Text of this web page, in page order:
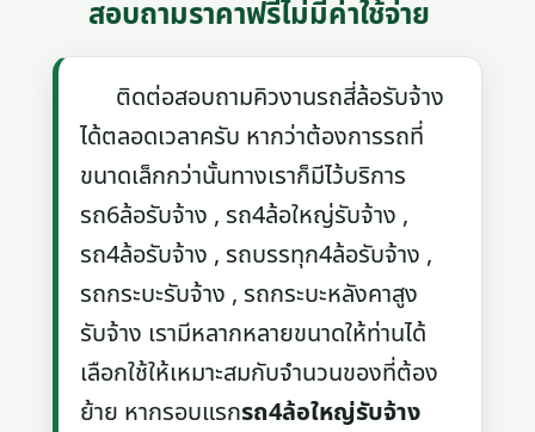
สอบถามราคาฟรีไม่มีค่าใช้จ่าย
ติดต่อสอบถามคิวงานรถสี่ล้อรับจ้าง
ได้ตลอดเวลาครับ หากว่าต้องการรถที่
ขนาดเล็กกว่านั้นทางเราก็มีไว้บริการ
รถ6ล้อรับจ้าง , รถ4ล้อใหญ่รับจ้าง ,
รถ4ล้อรับจ้าง , รถบรรทุก4ล้อรับจ้าง ,
รถกระบะรับจ้าง , รถกระบะหลังคาสูง
รับจ้าง เรามีหลากหลายขนาดให้ท่านได้
เลือกใช้ให้เหมาะสมกับจำนวนของที่ต้อง
ย้าย หากรอบแรกรถ4ล้อใหญ่รับจ้าง